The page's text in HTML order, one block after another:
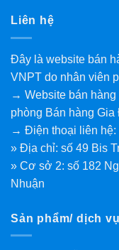
Liên hệ
Đây là website bán
VNPT do nhân viên
→ Website bán hàng
phòng Bán hàng Gia
→ Điện thoại liên hệ:
» Địa chỉ: số 49 Bis
» Cơ sở 2: số 182
Nhuận
Sản phẩm/ dịch vụ